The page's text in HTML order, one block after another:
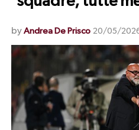
by Andrea De Prisco 20/05/